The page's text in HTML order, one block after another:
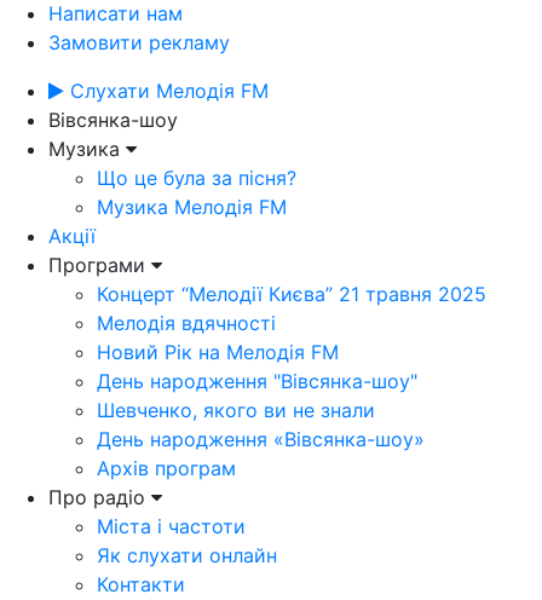
Написати нам
Замовити рекламу
Слухати Мелодія FM
Вівсянка-шоу
Музика
Що це була за пісня?
Музика Мелодія FM
Акції
Програми
Концерт “Мелодії Києва” 21 травня 2025
Мелодія вдячності
Новий Рік на Мелодія FM
День народження "Вівсянка-шоу"
Шевченко, якого ви не знали
День народження «Вівсянка-шоу»
Архів програм
Про радіо
Міста і частоти
Як слухати онлайн
Контакти